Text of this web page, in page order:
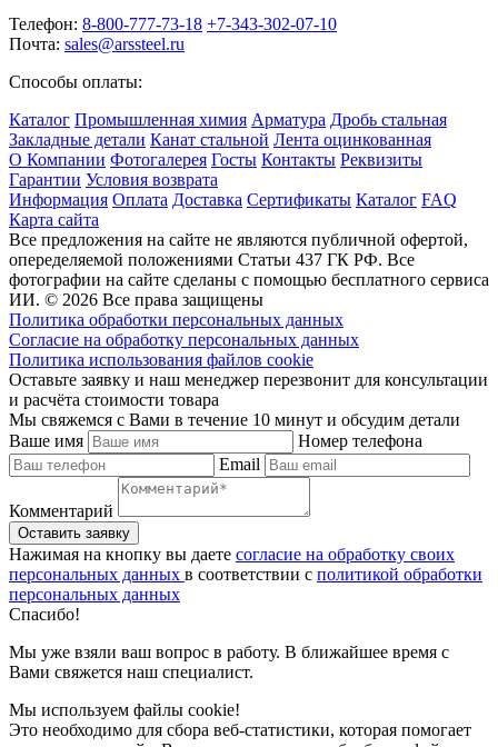
Телефон: 8-800-777-73-18 +7-343-302-07-10
Почта: sales@arssteel.ru
Способы оплаты:
Каталог Промышленная химия Арматура Дробь стальная
Закладные детали Канат стальной Лента оцинкованная
О Компании Фотогалерея Госты Контакты Реквизиты
Гарантии Условия возврата
Информация Оплата Доставка Сертификаты Каталог FAQ
Карта сайта
Все предложения на сайте не являются публичной офертой,
опеределяемой положениями Статьи 437 ГК РФ. Все
фотографии на сайте сделаны с помощью бесплатного сервиса
ИИ. © 2026 Все права защищены
Политика обработки персональных данных
Согласие на обработку персональных данных
Политика использования файлов cookie
Оставьте заявку и наш менеджер перезвонит для консультации
и расчёта стоимости товара
Мы свяжемся с Вами в течение 10 минут и обсудим детали
Ваше имя
Номер телефона
Email
Комментарий
Нажимая на кнопку вы даете согласие на обработку своих
персональных данных в соответствии с политикой обработки
персональных данных
Спасибо!
Мы уже взяли ваш вопрос в работу. В ближайшее время с
Вами свяжется наш специалист.
Мы используем файлы cookie!
Это необходимо для сбора веб-статистики, которая помогает